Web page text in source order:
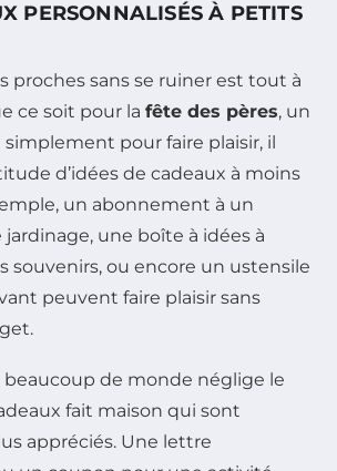
PERSONNALISÉS À PETITS
proches sans se ruiner est tout à
ce soit pour la fête des pères, un
simplement pour faire plaisir, il
d’idées de cadeaux à moins
un abonnement à un
jardinage, une boîte à idées à
souvenirs, ou encore un ustensile
peuvent faire plaisir sans
de monde néglige le
fait maison qui sont
appréciés. Une lettre